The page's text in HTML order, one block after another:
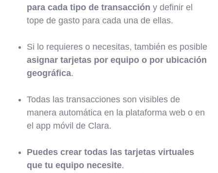
para cada tipo de transacción y definir el
tope de gasto para cada una de ellas.
Si lo requieres o necesitas, también es posible
asignar tarjetas por equipo o por ubicación
geográfica.
Todas las transacciones son visibles de
manera automática en la plataforma web o en
el app móvil de Clara.
Puedes crear todas las tarjetas virtuales
que tu equipo necesite.